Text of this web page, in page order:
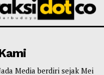
Media berdiri sejak Mei